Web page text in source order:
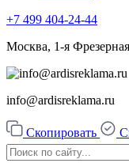
+7 499 404-24-44
Москва, 1-я
info@ardisreklama.ru
Скопировать